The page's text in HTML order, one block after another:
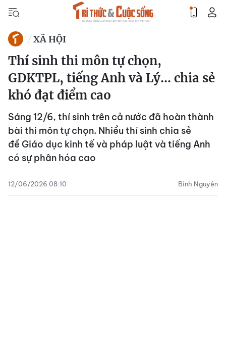
XÃ HỘI
Thí sinh thi môn tự chọn,
GDKTPL, tiếng Anh và Lý... chia sẻ
khó đạt điểm cao
Sáng 12/6, thí sinh trên cả nước đã hoàn thành
bài thi môn tự chọn. Nhiều thí sinh chia sẻ
đề Giáo dục kinh tế và pháp luật và tiếng Anh
có sự phân hóa cao
12/06/2026 08:10 Bình Nguyên